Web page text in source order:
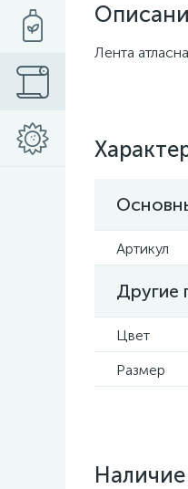
Лента
Артикул
Другие
Цвет
Размер